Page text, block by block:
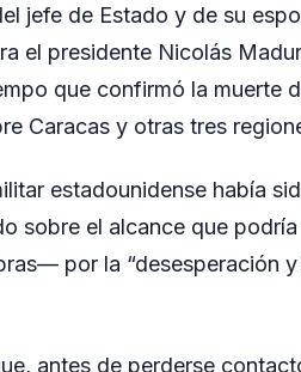
jefe de Estado y de su
el presidente Nicolás
que confirmó la muerte
Caracas y otras tres
estadounidense había
sobre el alcance que
por la “desesperación
antes de perderse